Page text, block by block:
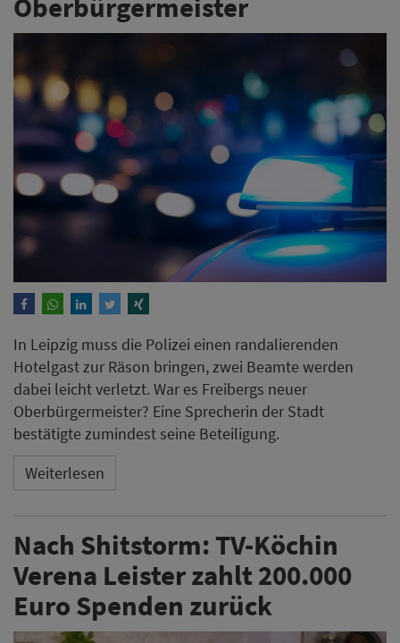
In Leipzig muss die Polizei einen randalierenden
Hotelgast zur Räson bringen, zwei Beamte werden
dabei leicht verletzt. War es Freibergs neuer
Oberbürgermeister? Eine Sprecherin der Stadt
bestätigte zumindest seine Beteiligung.
Weiterlesen
Nach Shitstorm: TV-Köchin
Verena Leister zahlt 200.000
Euro Spenden zurück